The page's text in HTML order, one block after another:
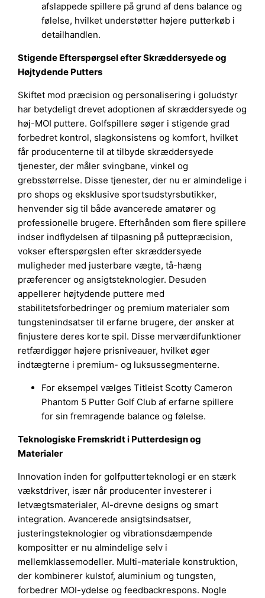
afslappede spillere på grund af dens balance og
følelse, hvilket understøtter højere putterkøb i
detailhandlen.
Stigende Efterspørgsel efter Skræddersyede og
Højtydende Putters
Skiftet mod præcision og personalisering i goludstyr
har betydeligt drevet adoptionen af skræddersyede og
høj-MOI puttere. Golfspillere søger i stigende grad
forbedret kontrol, slagkonsistens og komfort, hvilket
får producenterne til at tilbyde skræddersyede
tjenester, der måler svingbane, vinkel og
grebsstørrelse. Disse tjenester, der nu er almindelige i
pro shops og eksklusive sportsudstyrsbutikker,
henvender sig til både avancerede amatører og
professionelle brugere. Efterhånden som flere spillere
indser indflydelsen af tilpasning på puttepræcision,
vokser efterspørgslen efter skræddersyede
muligheder med justerbare vægte, tå-hæng
præferencer og ansigtsteknologier. Desuden
appellerer højtydende puttere med
stabilitetsforbedringer og premium materialer som
tungstenindsatser til erfarne brugere, der ønsker at
finjustere deres korte spil. Disse merværdifunktioner
retfærdiggør højere prisniveauer, hvilket øger
indtægterne i premium- og luksussegmenterne.
For eksempel vælges Titleist Scotty Cameron
Phantom 5 Putter Golf Club af erfarne spillere
for sin fremragende balance og følelse.
Teknologiske Fremskridt i Putterdesign og
Materialer
Innovation inden for golfputterteknologi er en stærk
vækstdriver, især når producenter investerer i
letvægtsmaterialer, AI-drevne designs og smart
integration. Avancerede ansigtsindsatser,
justeringsteknologier og vibrationsdæmpende
kompositter er nu almindelige selv i
mellemklassemodeller. Multi-materiale konstruktion,
der kombinerer kulstof, aluminium og tungsten,
forbedrer MOI-ydelse og feedbackrespons. Nogle